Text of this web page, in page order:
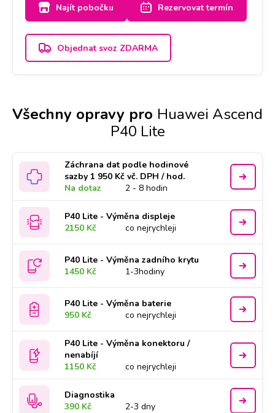
Jelikož se jedná o náročnější proces, doba trvání je
2-3 dny.
Najít pobočku Rezervovat termín
Objednat svoz ZDARMA
Všechny opravy pro Huawei Ascend
P40 Lite
Záchrana dat podle hodinové
sazby 1 950 Kč vč. DPH / hod.
Na dotaz
2 - 8 hodin
P40 Lite - Výměna displeje
2150 Kč
co nejrychleji
P40 Lite - Výměna zadního krytu
1450 Kč
1-3hodiny
P40 Lite - Výměna baterie
950 Kč
co nejrychleji
P40 Lite - Výměna konektoru /
nenabíjí
1150 Kč
co nejrychleji
Diagnostika
390 Kč
2-3 dny